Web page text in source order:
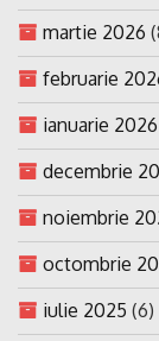
martie 2026
februarie
ianuarie 2026
decembrie
noiembrie
octombrie
iulie 2025 (6)